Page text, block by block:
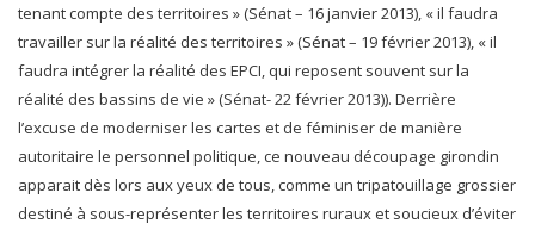
tenant compte des territoires » (Sénat – 16 janvier 2013), « il faudra
travailler sur la réalité des territoires » (Sénat – 19 février 2013), « il
faudra intégrer la réalité des EPCI, qui reposent souvent sur la
réalité des bassins de vie » (Sénat- 22 février 2013)). Derrière
l’excuse de moderniser les cartes et de féminiser de manière
autoritaire le personnel politique, ce nouveau découpage girondin
apparait dès lors aux yeux de tous, comme un tripatouillage grossier
destiné à sous-représenter les territoires ruraux et soucieux d’éviter